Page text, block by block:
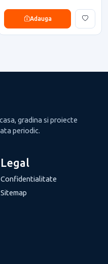
Adauga
gradina si proiecte
periodic.
Legal
Confidentialitate
Sitemap